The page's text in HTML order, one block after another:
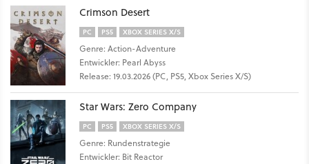
Crimson Desert
PC PS5 XBOX SERIES X/S
Genre: Action-Adventure
Entwickler: Pearl Abyss
Release: 19.03.2026 (PC, PS5, Xbox Series X/S)
Star Wars: Zero Company
PC PS5 XBOX SERIES X/S
Genre: Rundenstrategie
Entwickler: Bit Reactor